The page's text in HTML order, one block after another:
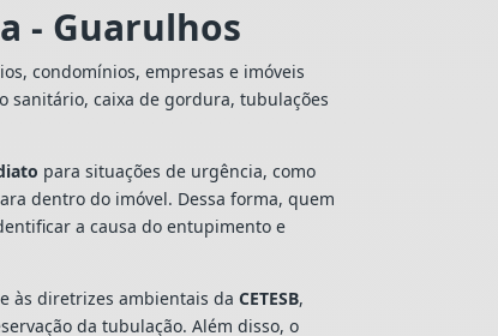
- Guarulhos
condomínios, empresas e imóveis
sanitário, caixa de gordura, tubulações
para situações de urgência, como
dentro do imóvel. Dessa forma, quem
a causa do entupimento e
e às diretrizes ambientais daCETESB,
da tubulação. Além disso, o